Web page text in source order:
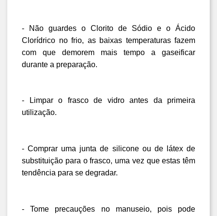
- Não guardes o Clorito de Sódio e o Ácido
Clorídrico no frio, as baixas temperaturas fazem
com que demorem mais tempo a gaseificar
durante a preparação.
- Limpar o frasco de vidro antes da primeira
utilização.
- Comprar uma junta de silicone ou de látex de
substituição para o frasco, uma vez que estas têm
tendência para se degradar.
- Tome precauções no manuseio, pois pode